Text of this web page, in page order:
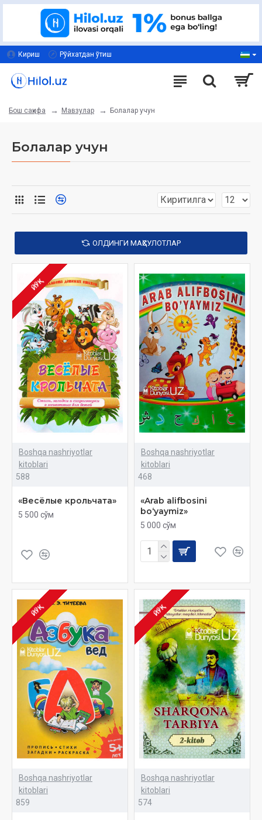
Кириш Рўйхатдан ўтиш
Бош саҳифа Мавзулар Болалар учун
Болалар учун
ОЛДИНГИ МАҲСУЛОТЛАР
ЙЎҚ
Boshqa nashriyotlar
kitoblari
588
«Весёлые крольчата»
5 500 сўм
Boshqa nashriyotlar
kitoblari
468
«Arab alifbosini
bo‘yaymiz»
5 000 сўм
ЙЎҚ
Boshqa nashriyotlar
kitoblari
859
ЙЎҚ
Boshqa nashriyotlar
kitoblari
574